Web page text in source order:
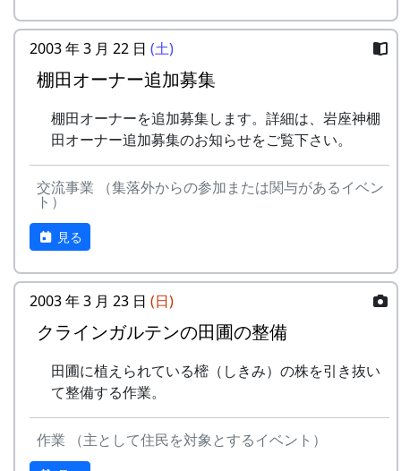
2003 年 3 月 22 日 (土)
棚田オーナー追加募集
棚田オーナーを追加募集します。詳細は、岩座神棚
田オーナー追加募集のお知らせをご覧下さい。
交流事業 （集落外からの参加または関与があるイベン
ト）
見る
2003 年 3 月 23 日 (日)
クラインガルテンの田圃の整備
田圃に植えられている樒（しきみ）の株を引き抜い
て整備する作業。
作業 （主として住民を対象とするイベント）